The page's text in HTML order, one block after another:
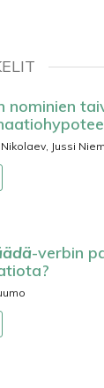
nominien
Jussi
-verbin